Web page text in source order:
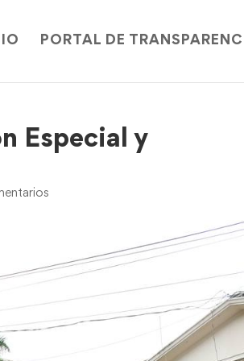
PORTAL DE
Especial y